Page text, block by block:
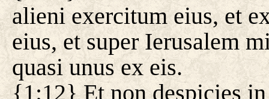
alieni exercitum eius, et
eius, et super Ierusalem
quasi unus ex eis.
{1:12} Et non despicies